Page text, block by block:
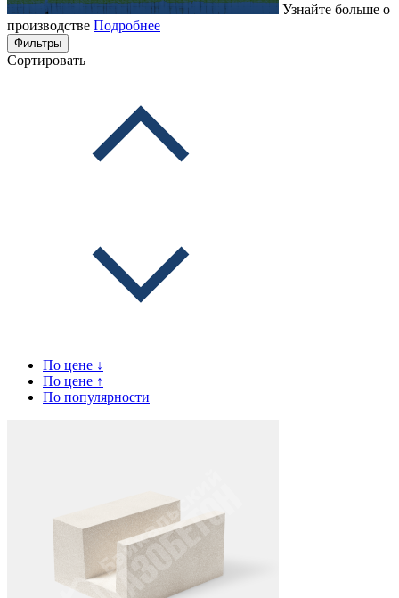
Узнайте больше о
производстве Подробнее
Фильтры
Сортировать
По цене ↓
По цене ↑
По популярности